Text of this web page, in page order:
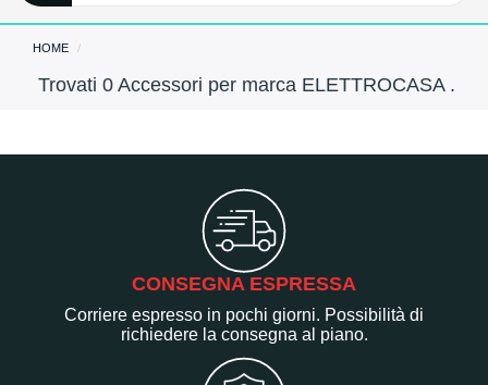
HOME
Trovati 0 Accessori per marca ELETTROCASA .
CONSEGNA ESPRESSA
Corriere espresso in pochi giorni. Possibilità di
richiedere la consegna al piano.